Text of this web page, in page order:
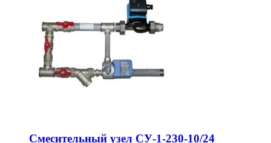
Смесительный узел СУ-1-230-10/24